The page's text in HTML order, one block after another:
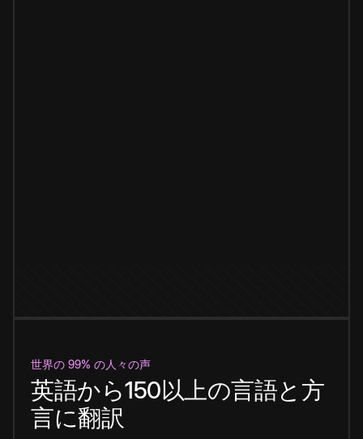
世界の 99% の人々の声
英語から150以上の言語と方
言に翻訳